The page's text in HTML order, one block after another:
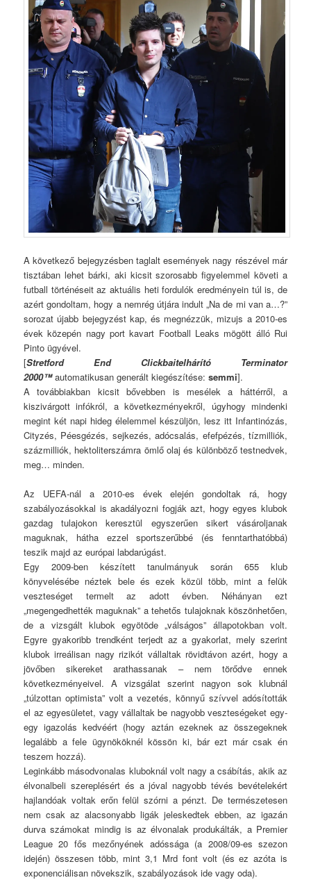
A következő bejegyzésben taglalt események nagy részével már
tisztában lehet bárki, aki kicsit szorosabb figyelemmel követi a
futball történéseit az aktuális heti fordulók eredményein túl is, de
azért gondoltam, hogy a nemrég útjára indult „Na de mi van a…?”
sorozat újabb bejegyzést kap, és megnézzük, mizujs a 2010-es
évek közepén nagy port kavart Football Leaks mögött álló Rui
Pinto ügyével.
[Stretford End Clickbaitelhárító Terminator
2000™automatikusan generált kiegészítése:semmi].
A továbbiakban kicsit bővebben is mesélek a háttérről, a
kiszivárgott infókról, a következményekről, úgyhogy mindenki
megint két napi hideg élelemmel készüljön, lesz itt Infantinózás,
Cityzés, Péesgézés, sejkezés, adócsalás, efefpézés, tízmilliók,
százmilliók, hektoliterszámra ömlő olaj és különböző testnedvek,
meg… minden.
Az UEFA-nál a 2010-es évek elején gondoltak rá, hogy
szabályozásokkal is akadályozni fogják azt, hogy egyes klubok
gazdag tulajokon keresztül egyszerűen sikert vásároljanak
maguknak, hátha ezzel sportszerűbbé (és fenntarthatóbbá)
teszik majd az európai labdarúgást.
Egy 2009-ben készített tanulmányuk során 655 klub
könyvelésébe néztek bele és ezek közül több, mint a felük
veszteséget termelt az adott évben. Néhányan ezt
„megengedhették maguknak” a tehetős tulajoknak köszönhetően,
de a vizsgált klubok egyötöde „válságos” állapotokban volt.
Egyre gyakoribb trendként terjedt az a gyakorlat, mely szerint
klubok irreálisan nagy rizikót vállaltak rövidtávon azért, hogy a
jövőben sikereket arathassanak – nem törődve ennek
következményeivel. A vizsgálat szerint nagyon sok klubnál
„túlzottan optimista” volt a vezetés, könnyű szívvel adósították
el az egyesületet, vagy vállaltak be nagyobb veszteségeket egy-
egy igazolás kedvéért (hogy aztán ezeknek az összegeknek
legalább a fele ügynököknél kössön ki, bár ezt már csak én
teszem hozzá).
Leginkább másodvonalas kluboknál volt nagy a csábítás, akik az
élvonalbeli szereplésért és a jóval nagyobb tévés bevételekért
hajlandóak voltak erőn felül szórni a pénzt. De természetesen
nem csak az alacsonyabb ligák jeleskedtek ebben, az igazán
durva számokat mindig is az élvonalak produkálták, a Premier
League 20 fős mezőnyének adóssága (a 2008/09-es szezon
idején) összesen több, mint 3,1 Mrd font volt (és ez azóta is
exponenciálisan növekszik, szabályozások ide vagy oda).